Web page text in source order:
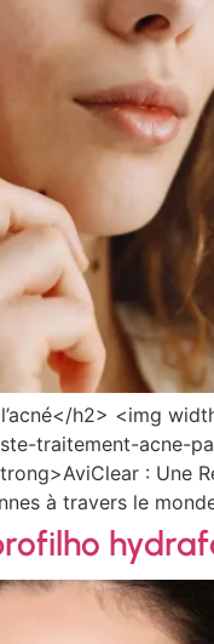
h2> <img
traitement-acne-
: Une
à travers le